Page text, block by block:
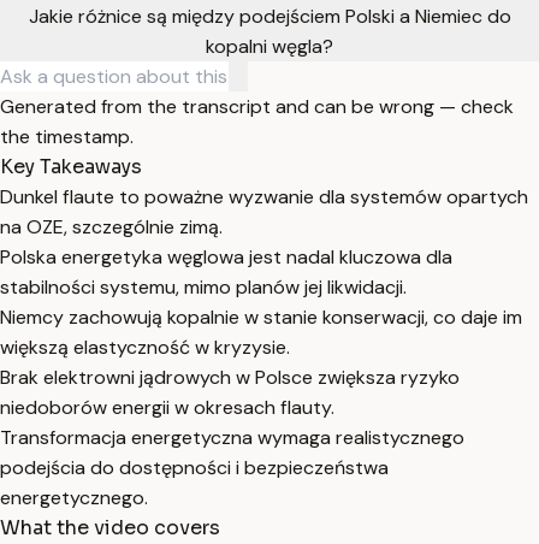
Jakie różnice są między podejściem Polski a Niemiec do
kopalni węgla?
Generated from the transcript and can be wrong — check
the timestamp.
Key Takeaways
Dunkel flaute to poważne wyzwanie dla systemów opartych
na OZE, szczególnie zimą.
Polska energetyka węglowa jest nadal kluczowa dla
stabilności systemu, mimo planów jej likwidacji.
Niemcy zachowują kopalnie w stanie konserwacji, co daje im
większą elastyczność w kryzysie.
Brak elektrowni jądrowych w Polsce zwiększa ryzyko
niedoborów energii w okresach flauty.
Transformacja energetyczna wymaga realistycznego
podejścia do dostępności i bezpieczeństwa
energetycznego.
What the video covers